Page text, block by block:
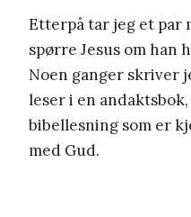
Etterpå tar jeg et par
spørre Jesus om han
Noen ganger skriver
leser i en
bibellesning som er
med Gud.